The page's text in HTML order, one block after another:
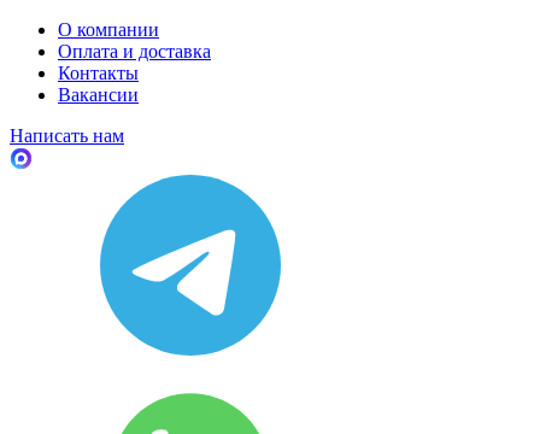
О компании
Оплата и доставка
Контакты
Вакансии
Написать нам